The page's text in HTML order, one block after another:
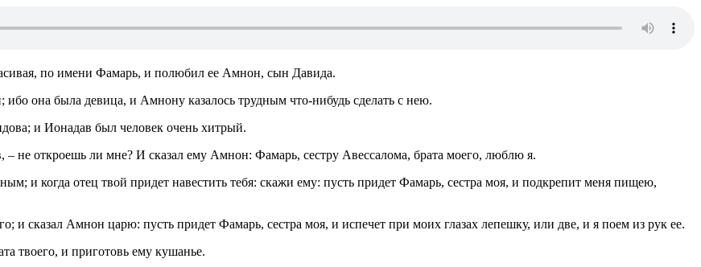
по имени Фамарь, и полюбил ее Амнон, сын Давида.
она была девица, и Амнону казалось трудным что‑нибудь сделать с нею.
и Ионадав был человек очень хитрый.
не откроешь ли мне? И сказал ему Амнон: Фамарь, сестру Авессалома, брата моего, люблю я.
и когда отец твой придет навестить тебя: скажи ему: пусть придет Фамарь, сестра моя, и подкрепит меня пищею,
сказал Амнон царю: пусть придет Фамарь, сестра моя, и испечет при моих глазах лепешку, или две, и я поем из рук ее.
твоего, и приготовь ему кушанье.